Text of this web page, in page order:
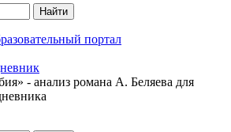
Найти
портал
- анализ романа А. Беляева для